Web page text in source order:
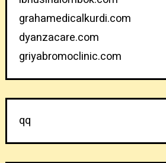
grahamedicalkurdi.com
dyanzacare.com
griyabromoclinic.com
qq